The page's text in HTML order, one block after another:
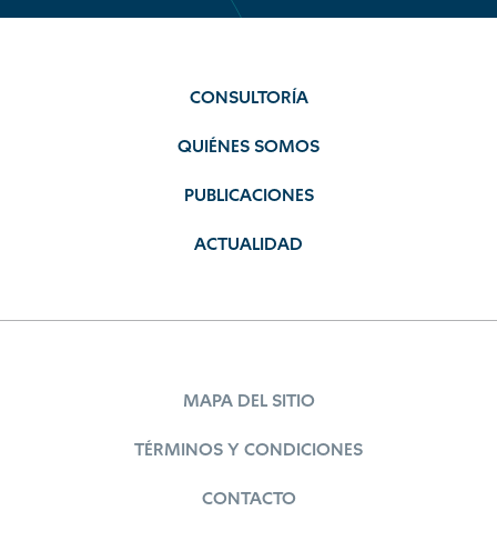
CONSULTORÍA
QUIÉNES SOMOS
PUBLICACIONES
ACTUALIDAD
MAPA DEL SITIO
TÉRMINOS Y CONDICIONES
CONTACTO